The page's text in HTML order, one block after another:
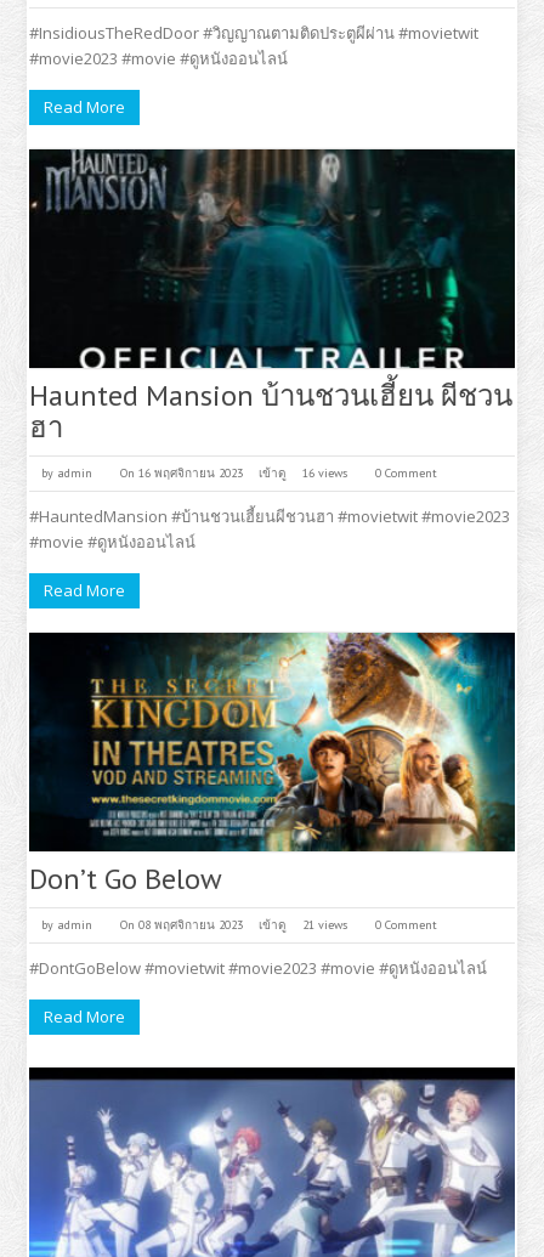
#InsidiousTheRedDoor #วิญญาณตามติดประตูผีผ่าน #movietwit
#movie2023 #movie #ดูหนังออนไลน์
Read More
Haunted Mansion บ้านชวนเฮี้ยน ผีชวน
ฮา
by admin On 16 พฤศจิกายน 2023 เข้าดู 16 views 0 Comment
#HauntedMansion #บ้านชวนเฮี้ยนผีชวนฮา #movietwit #movie2023
#movie #ดูหนังออนไลน์
Read More
Don’t Go Below
by admin On 08 พฤศจิกายน 2023 เข้าดู 21 views 0 Comment
#DontGoBelow #movietwit #movie2023 #movie #ดูหนังออนไลน์
Read More